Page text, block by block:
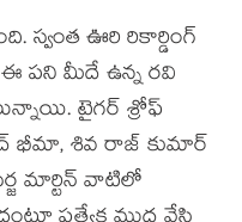
స్వంత ఊరి రికార్డింగ్
పని మీదే ఉన్న రవి
టైగర్ శ్రోఫ్
భీమా, శివ రాజ్ కుమార్
మార్టిన్ వాటిలో